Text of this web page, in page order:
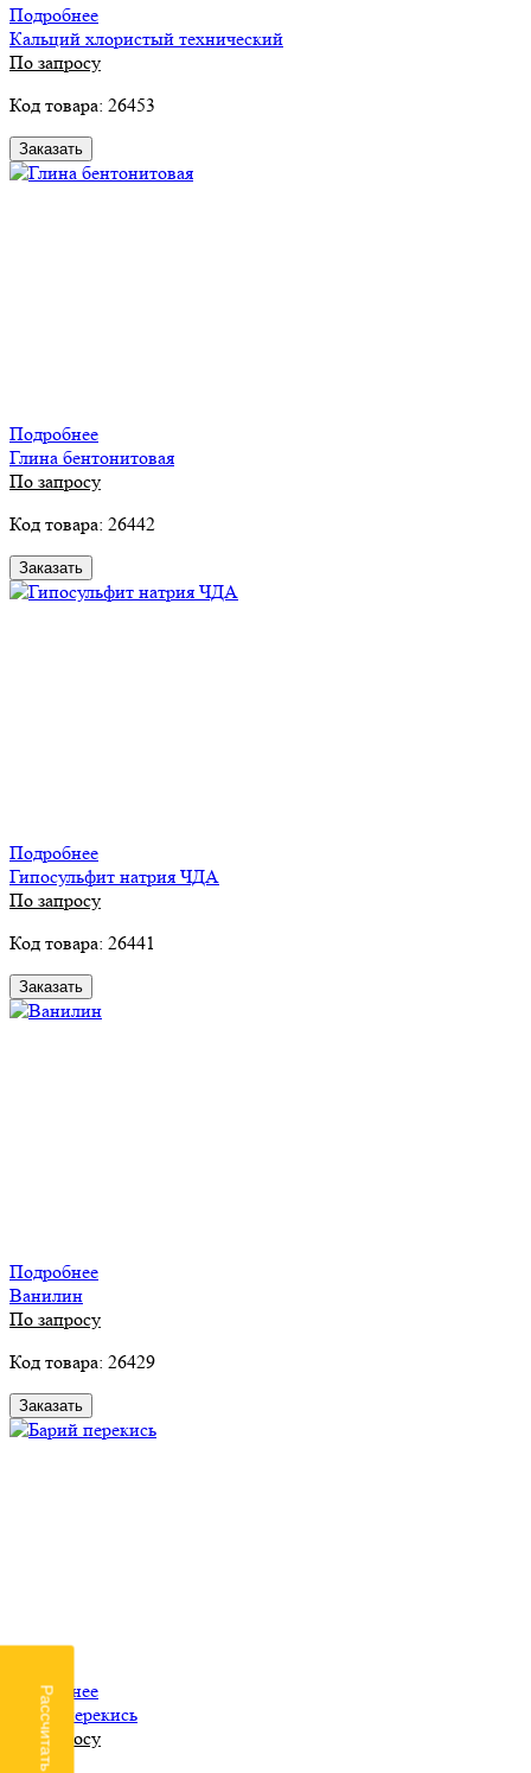
Подробнее
Кальций хлористый технический
По запросу
Код товара: 26453
Заказать
Подробнее
Глина бентонитовая
По запросу
Код товара: 26442
Заказать
Подробнее
Гипосульфит натрия ЧДА
По запросу
Код товара: 26441
Заказать
Подробнее
Ванилин
По запросу
Код товара: 26429
Заказать
Подробнее
Барий перекись
По запросу